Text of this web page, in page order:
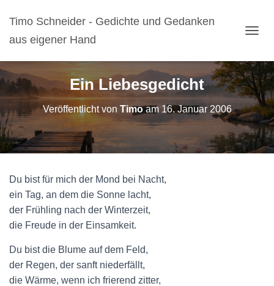
Timo Schneider - Gedichte und Gedanken
aus eigener Hand
V
I
G
A
T
I
O
N
U
Ein Liebesgedicht
Veröffentlicht von Timoam 16. Januar 2006
Du bist für mich der Mond bei Nacht,
ein Tag, an dem die Sonne lacht,
der Frühling nach der Winterzeit,
die Freude in der Einsamkeit.
Du bist die Blume auf dem Feld,
der Regen, der sanft niederfällt,
die Wärme, wenn ich frierend zitter,